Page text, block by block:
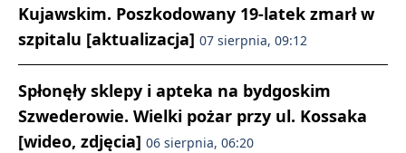
Kujawskim. Poszkodowany 19-latek zmarł w
szpitalu [aktualizacja] 07 sierpnia, 09:12
Spłonęły sklepy i apteka na bydgoskim
Szwederowie. Wielki pożar przy ul. Kossaka
[wideo, zdjęcia] 06 sierpnia, 06:20